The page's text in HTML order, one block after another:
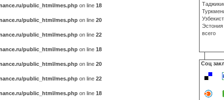
public_html/mes.php on line 18
public_html/mes.php on line 20
public_html/mes.php on line 22
public_html/mes.php on line 18
public_html/mes.php on line 20
public_html/mes.php on line 22
public_html/mes.php on line 18
Эстония
всего
Соц